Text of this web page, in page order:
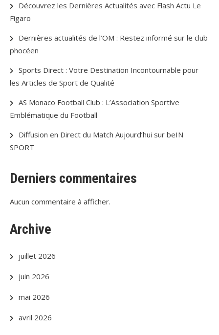
Découvrez les Dernières Actualités avec Flash Actu Le
Figaro
Dernières actualités de l’OM : Restez informé sur le club
phocéen
Sports Direct : Votre Destination Incontournable pour
les Articles de Sport de Qualité
AS Monaco Football Club : L’Association Sportive
Emblématique du Football
Diffusion en Direct du Match Aujourd’hui sur beIN
SPORT
Derniers commentaires
Aucun commentaire à afficher.
Archive
juillet 2026
juin 2026
mai 2026
avril 2026